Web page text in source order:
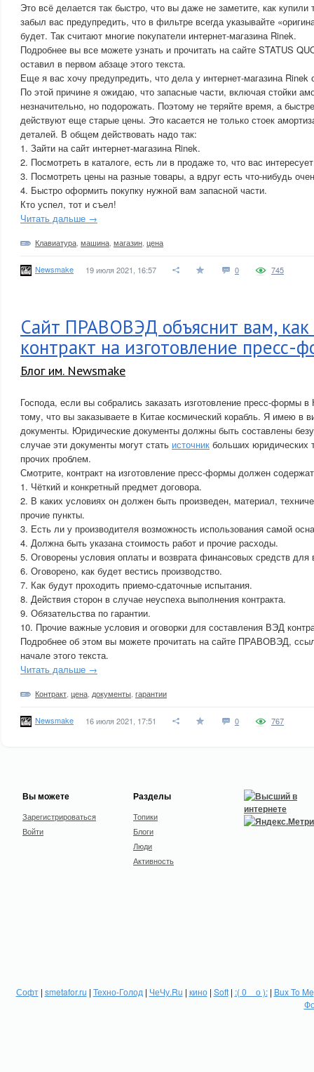
Это всё делается так быстро, что вы даже не заметите, как
забыл вас предупредить, что в фильтре всегда указывайте
будет. Так считают многие покупатели интернет-магазина Rinek.
Подробнее вы все можете узнать и прочитать на сайте STATUS
оставил в первом абзаце этого текста.
Еще я вас хочу предупредить, что дела у интернет-магазина
По этой причине я ожидаю, что запасные части, включая стойки
незначительно, но подорожать. Поэтому не теряйте время, а
действуют еще старые цены. Это касается не только стоек
деталей. В общем действовать надо так:
1. Зайти на сайт интернет-магазина Rinek.
2. Посмотреть в каталоге, есть ли в продаже то, что вас
3. Посмотреть цены на разные товары, а вдруг есть что-нибудь
4. Быстро оформить покупку нужной вам запасной части.
Кто успел, тот и съел!
Читать дальше →
Клавиатура машина магазин цена
Newsmake 19 июля 2021, 16:57 0 745
Сайт ПРАВОВЭД объяснит вам, как
контракт на изготовление пресс-
Блог им. Newsmake
Господа, если вы собрались заказать изготовление пресс-формы
тому, что вы заказываете в Китае космический корабль. Я имею в
документы. Юридические документы должны быть составлены
случае эти документы могут стать источник больших юридических
прочих проблем.
Смотрите, контракт на изготовление пресс-формы должен
1. Чёткий и конкретный предмет договора.
2. В каких условиях он должен быть произведен, материал,
прочие пункты.
3. Есть ли у производителя возможность использования самой
4. Должна быть указана стоимость работ и прочие расходы.
5. Оговорены условия оплаты и возврата финансовых средств
6. Оговорено, как будет вестись производство.
7. Как будут проходить приемо-сдаточные испытания.
8. Действия сторон в случае неуспеха выполнения контракта.
9. Обязательства по гарантии.
10. Прочие важные условия и оговорки для составления ВЭД
Подробнее об этом вы можете прочитать на сайте ПРАВОВЭД,
начале этого текста.
Читать дальше →
Контракт цена документы гарантии
Newsmake 16 июля 2021, 17:51 0 767
Вы можете
Зарегистрироваться
Войти
Разделы
Топики
Блоги
Люди
Активность
Софт| smetafor.ru | Техно-Голод | ЧеЧу.Ru | кино| Soft| :( 0 _ о ):| Bux To Me